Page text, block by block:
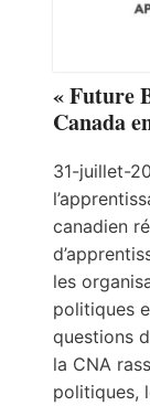
« Future
Canada
31-juillet-
canadien
les
politiques
questions
la CNA
politiques,